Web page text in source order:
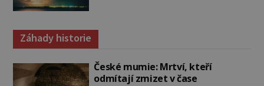
Záhady historie
České mumie: Mrtví, kteří
odmítají zmizet v čase